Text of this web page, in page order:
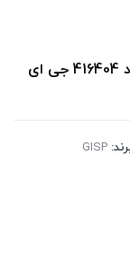
میکرو سوییچ درب کاپوت پژو پارس و سمند 416404 جی ای
GISP